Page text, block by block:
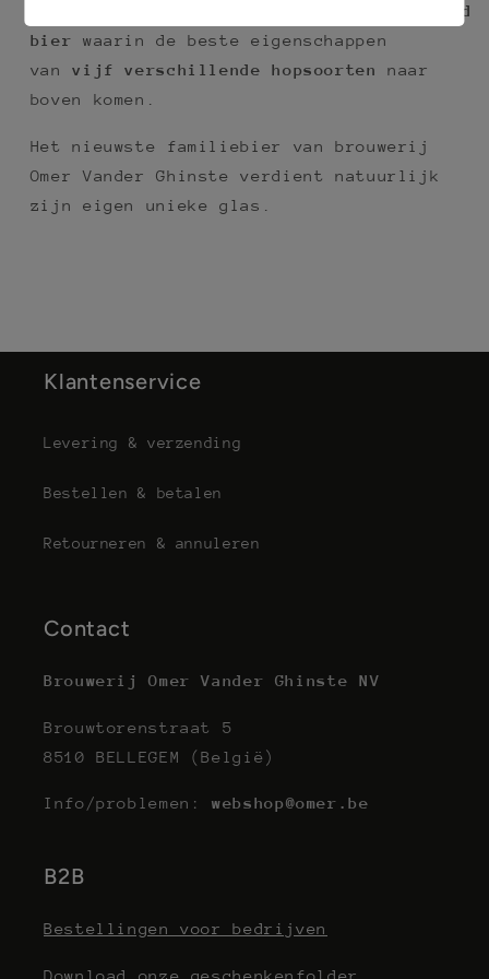
evenwichtig en sterk gehopt blond
bier
waarin de beste eigenschappen
van
vijf verschillende hopsoorten
naar
boven komen.
Het nieuwste familiebier van brouwerij
Omer Vander Ghinste verdient natuurlijk
zijn eigen unieke glas.
Klantenservice
Levering & verzending
Bestellen & betalen
Retourneren & annuleren
Contact
Brouwerij Omer Vander Ghinste NV
Brouwtorenstraat 5
8510 BELLEGEM (België)
Info/problemen:webshop@omer.be
B2B
Bestellingen voor bedrijven
Download onze geschenkenfolder